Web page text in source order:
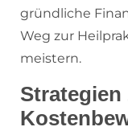
gründliche
Weg zur
meistern.